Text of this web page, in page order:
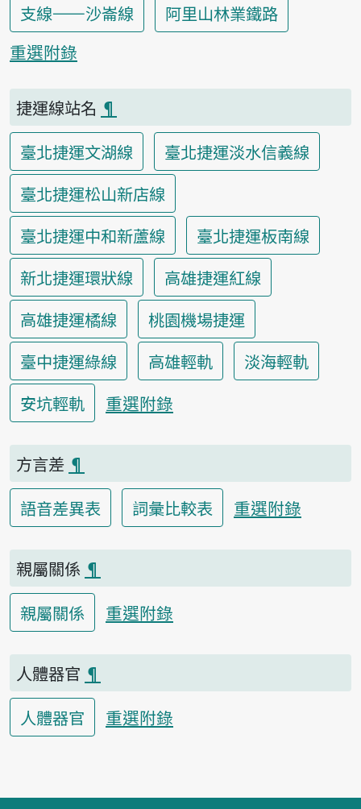
支線——沙崙線
阿里山林業鐵路
重選附錄
捷運線站名 ¶
臺北捷運文湖線
臺北捷運淡水信義線
臺北捷運松山新店線
臺北捷運中和新蘆線
臺北捷運板南線
新北捷運環狀線
高雄捷運紅線
高雄捷運橘線
桃園機場捷運
臺中捷運綠線
高雄輕軌
淡海輕軌
安坑輕軌
重選附錄
方言差 ¶
語音差異表
詞彙比較表 重選附錄
親屬關係 ¶
親屬關係
重選附錄
人體器官 ¶
人體器官
重選附錄